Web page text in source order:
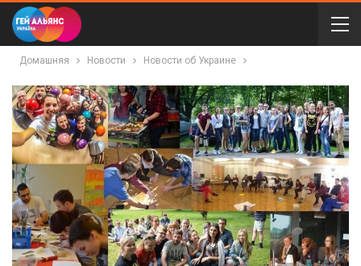
Домашняя Новости Новости об Украине